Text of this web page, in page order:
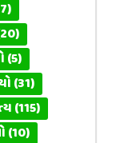
(5)
(31)
(115)
(10)